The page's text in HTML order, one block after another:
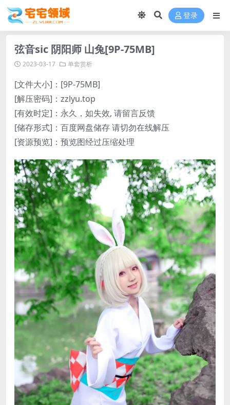
登录
弦音sic 阴阳师 山兔[9P-75MB]
2023-03-17 单套赏析
[文件大小]：[9P-75MB]
[解压密码]：zzlyu.top
[有效时定]：永久，如失效, 请留言反馈
[储存形式]：百度网盘储存 请切勿在线解压
[资源预览]：预览图经过压缩处理